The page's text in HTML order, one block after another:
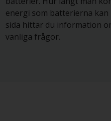
energi som batterierna kan
sida hittar du information
vanliga frågor.